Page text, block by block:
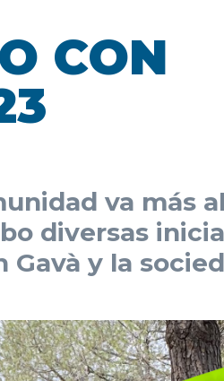
CON
va más
diversas
y la